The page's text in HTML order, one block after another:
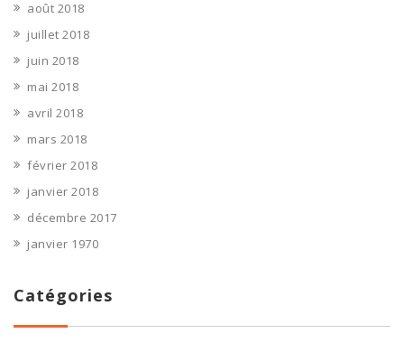
août 2018
juillet 2018
juin 2018
mai 2018
avril 2018
mars 2018
février 2018
janvier 2018
décembre 2017
janvier 1970
Catégories